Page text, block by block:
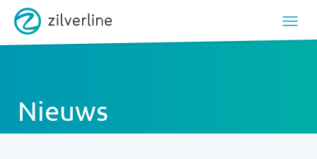
Nieuws